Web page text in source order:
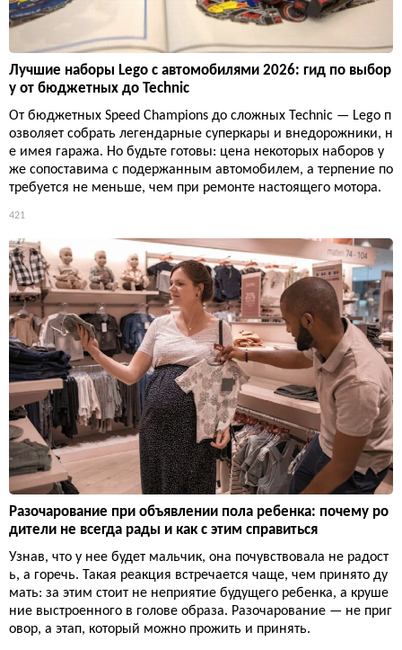
Лучшие наборы Lego с автомобилями 2026: гид по выбор
у от бюджетных до Technic
От бюджетных Speed Champions до сложных Technic — Lego п
озволяет собрать легендарные суперкары и внедорожники, н
е имея гаража. Но будьте готовы: цена некоторых наборов у
же сопоставима с подержанным автомобилем, а терпение по
требуется не меньше, чем при ремонте настоящего мотора.
421
Разочарование при объявлении пола ребенка: почему ро
дители не всегда рады и как с этим справиться
Узнав, что у нее будет мальчик, она почувствовала не радост
ь, а горечь. Такая реакция встречается чаще, чем принято ду
мать: за этим стоит не неприятие будущего ребенка, а круше
ние выстроенного в голове образа. Разочарование — не приг
овор, а этап, который можно прожить и принять.